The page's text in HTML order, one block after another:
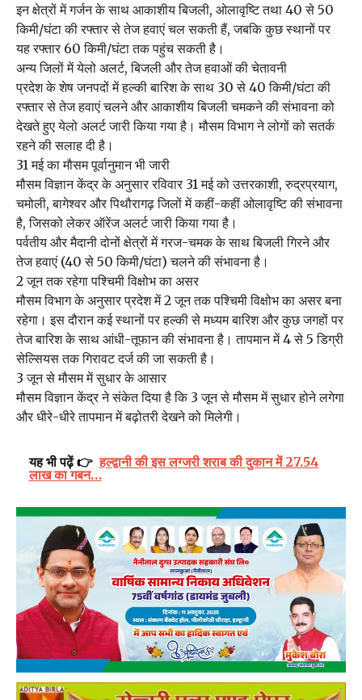
इन क्षेत्रों में गर्जन के साथ आकाशीय बिजली, ओलावृष्टि तथा 40 से 50
किमी/घंटा की रफ्तार से तेज हवाएं चल सकती हैं, जबकि कुछ स्थानों पर
यह रफ्तार 60 किमी/घंटा तक पहुंच सकती है।
अन्य जिलों में येलो अलर्ट, बिजली और तेज हवाओं की चेतावनी
प्रदेश के शेष जनपदों में हल्की बारिश के साथ 30 से 40 किमी/घंटा की
रफ्तार से तेज हवाएं चलने और आकाशीय बिजली चमकने की संभावना को
देखते हुए येलो अलर्ट जारी किया गया है। मौसम विभाग ने लोगों को सतर्क
रहने की सलाह दी है।
31 मई का मौसम पूर्वानुमान भी जारी
मौसम विज्ञान केंद्र के अनुसार रविवार 31 मई को उत्तरकाशी, रुद्रप्रयाग,
चमोली, बागेश्वर और पिथौरागढ़ जिलों में कहीं-कहीं ओलावृष्टि की संभावना
है, जिसको लेकर ऑरेंज अलर्ट जारी किया गया है।
पर्वतीय और मैदानी दोनों क्षेत्रों में गरज-चमक के साथ बिजली गिरने और
तेज हवाएं (40 से 50 किमी/घंटा) चलने की संभावना है।
2 जून तक रहेगा पश्चिमी विक्षोभ का असर
मौसम विभाग के अनुसार प्रदेश में 2 जून तक पश्चिमी विक्षोभ का असर बना
रहेगा। इस दौरान कई स्थानों पर हल्की से मध्यम बारिश और कुछ जगहों पर
तेज बारिश के साथ आंधी-तूफान की संभावना है। तापमान में 4 से 5 डिग्री
सेल्सियस तक गिरावट दर्ज की जा सकती है।
3 जून से मौसम में सुधार के आसार
मौसम विज्ञान केंद्र ने संकेत दिया है कि 3 जून से मौसम में सुधार होने लगेगा
और धीरे-धीरे तापमान में बढ़ोतरी देखने को मिलेगी।
यह भी पढ़ें 👉 हल्द्वानी की इस लग्जरी शराब की दुकान में 27.54
लाख का गबन…